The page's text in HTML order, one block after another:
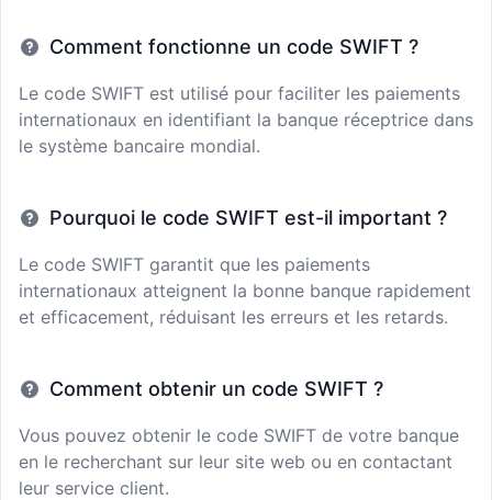
Comment fonctionne un code SWIFT ?
Le code SWIFT est utilisé pour faciliter les paiements
internationaux en identifiant la banque réceptrice dans
le système bancaire mondial.
Pourquoi le code SWIFT est-il important ?
Le code SWIFT garantit que les paiements
internationaux atteignent la bonne banque rapidement
et efficacement, réduisant les erreurs et les retards.
Comment obtenir un code SWIFT ?
Vous pouvez obtenir le code SWIFT de votre banque
en le recherchant sur leur site web ou en contactant
leur service client.